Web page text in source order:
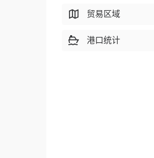
贸易区域
港口统计